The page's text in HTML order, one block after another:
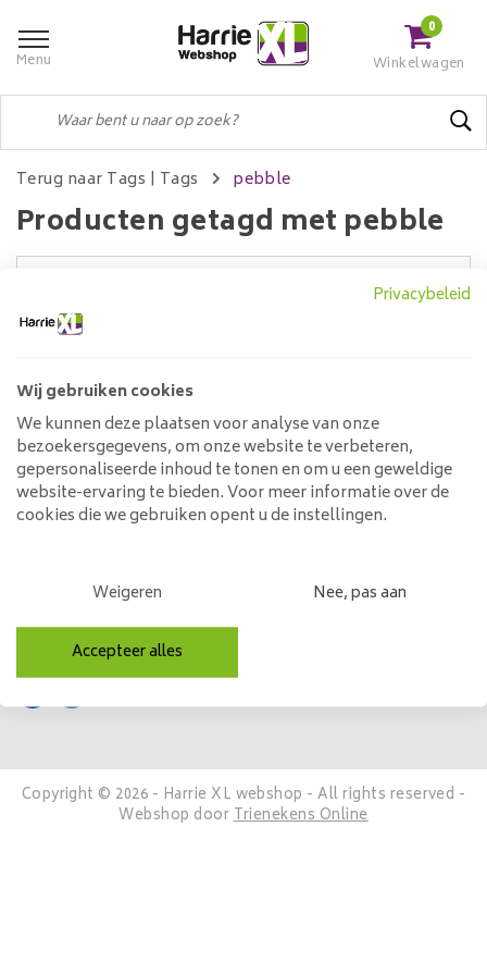
Menu
0
Winkelwagen
Terug naar Tags | Tags pebble
Producten getagd met pebble
Geen producten gevonden!...
Klantenservice
Mijn account
Contactgegevens
Volg ons
Copyright © 2026 - Harrie XL webshop - All rights reserved -
Webshop doorTrienekens Online
Privacybeleid
Wij gebruiken cookies
We kunnen deze plaatsen voor analyse van onze
bezoekersgegevens, om onze website te verbeteren,
gepersonaliseerde inhoud te tonen en om u een geweldige
website-ervaring te bieden. Voor meer informatie over de
cookies die we gebruiken opent u de instellingen.
Weigeren Nee, pas aan
Accepteer alles